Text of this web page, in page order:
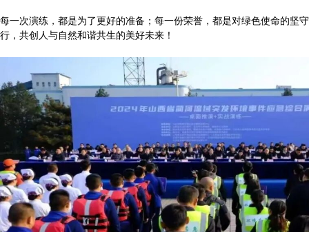
每一次演练，都是为了更好的准备；每一份荣誉，都是对绿色使命的坚
行，共创人与自然和谐共生的美好未来！